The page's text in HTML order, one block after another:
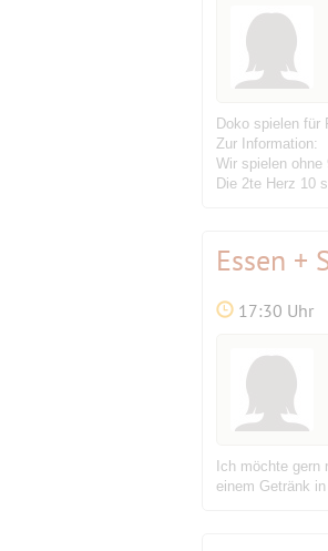
Doko spielen für
Zur Information:
Wir spielen ohne
Die 2te Herz 10
Essen +
17:30 Uhr
Ich möchte gern
einem Getränk